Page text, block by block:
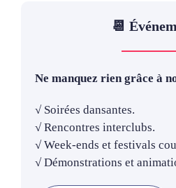
📆
Ne manquez rien grâce à
√ Soirées dansantes.
√ Rencontres interclubs.
√ Week-ends et festivals
√ Démonstrations et